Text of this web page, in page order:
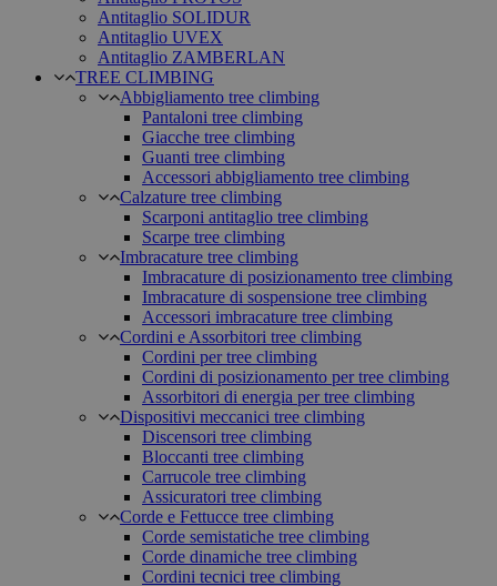
Antitaglio SOLIDUR
Antitaglio UVEX
Antitaglio ZAMBERLAN
TREE CLIMBING
Abbigliamento tree climbing
Pantaloni tree climbing
Giacche tree climbing
Guanti tree climbing
Accessori abbigliamento tree climbing
Calzature tree climbing
Scarponi antitaglio tree climbing
Scarpe tree climbing
Imbracature tree climbing
Imbracature di posizionamento tree climbing
Imbracature di sospensione tree climbing
Accessori imbracature tree climbing
Cordini e Assorbitori tree climbing
Cordini per tree climbing
Cordini di posizionamento per tree climbing
Assorbitori di energia per tree climbing
Dispositivi meccanici tree climbing
Discensori tree climbing
Bloccanti tree climbing
Carrucole tree climbing
Assicuratori tree climbing
Corde e Fettucce tree climbing
Corde semistatiche tree climbing
Corde dinamiche tree climbing
Cordini tecnici tree climbing